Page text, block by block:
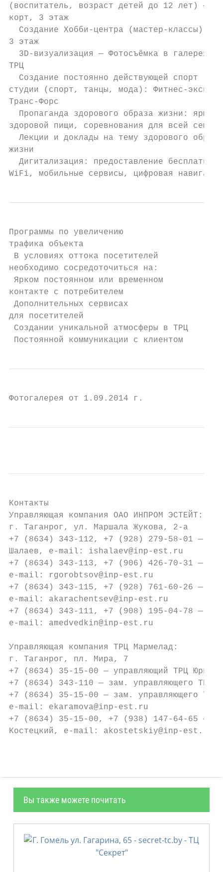
(воспитатель, возраст детей до 12 лет) —
корт, 3 этаж
  Создание Хобби-центра (мастер-классы) —
3 этаж
  3D-визуализация — Фотосъёмка в галереях
ТРЦ
  Создание постоянно действующей спорт
студии (спорт, танцы, мода): Фитнес-
Транс-Форс
Пропаганда здорового образа жизни:
здоровой пищи, соревнования для всей семьи
  Лекции и доклады на тему здорового образа
жизни
  Дигитализация: предоставление бесплатного
WiFi, мобильные сервисы, цифровая навигация
Программы по увеличению
трафика объекта
В условиях оттока посетителей
необходимо сосредоточиться на:
Ярком постоянном или временном
контакте с потребителем
Дополнительных сервисах
для посетителей
Создании уникальной атмосферы в ТРЦ
Постоянной коммуникации с клиентом
Фотогалерея от 1.09.2014 г.
Контакты
Управляющая компания ОАО ИНПРОМ ЭСТЕЙТ:
г. Таганрог, ул. Маршала Жукова, 2-а
+7 (8634) 343-112, +7 (928) 279-58-01 —
Шалаев, e-mail: ishalaev@inp-est.ru
+7 (8634) 343-113, +7 (906) 426-70-31 —
e-mail: rgorobtsov@inp-est.ru
+7 (8634) 343-115, +7 (928) 761-60-26 —
e-mail: akarachentsev@inp-est.ru
+7 (8634) 343-111, +7 (908) 195-04-78 —
e-mail: amedvedkin@inp-est.ru
Управляющая компания ТРЦ Мармелад:
г. Таганрог, пл. Мира, 7
+7 (8634) 35-15-00 — управляющий ТРЦ Юрий
+7 (8634) 343-110 — зам. управляющего
+7 (8634) 35-15-00 — зам. управляющего ТРЦ
e-mail: ekaramova@inp-est.ru
+7 (8634) 35-15-00, +7 (938) 147-64-65 —
Костецкий, e-mail: akostetskiy@inp-est.ru
Вы также можете почитать